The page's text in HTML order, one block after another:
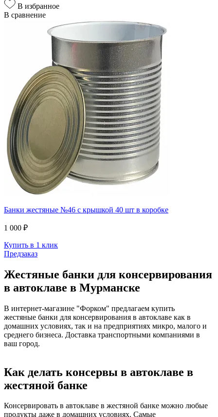
В избранное
В сравнение
Банки жестяные №46 с крышкой 40 шт в коробке
1 000 ₽
Купить в 1 клик
Предзаказ
Жестяные банки для консервирования
в автоклаве в Мурманске
В интернет-магазине "Форком" предлагаем купить
жестяные банки для консервирования в автоклаве как в
домашних условиях, так и на предприятиях микро, малого и
среднего бизнеса. Доставка транспортными компаниями в
ваш город.
Как делать консервы в автоклаве в
жестяной банке
Консервировать в автоклаве в жестяной банке можно любые
продукты даже в домашних условиях. Самые